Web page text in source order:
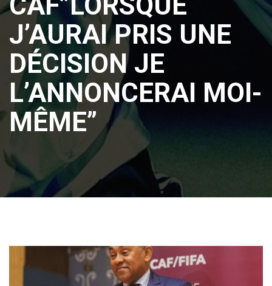
J’AURAI PRIS UNE
DÉCISION JE
L’ANNONCERAI MOI-
MÊME”